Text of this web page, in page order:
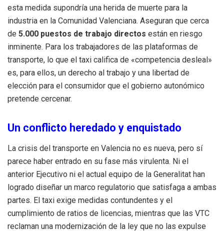
esta medida supondría una herida de muerte para la
industria en la Comunidad Valenciana. Aseguran que cerca
de 5.000 puestos de trabajo directos están en riesgo
inminente. Para los trabajadores de las plataformas de
transporte, lo que el taxi califica de «competencia desleal»
es, para ellos, un derecho al trabajo y una libertad de
elección para el consumidor que el gobierno autonómico
pretende cercenar.
Un conflicto heredado y enquistado
La crisis del transporte en Valencia no es nueva, pero sí
parece haber entrado en su fase más virulenta. Ni el
anterior Ejecutivo ni el actual equipo de la Generalitat han
logrado diseñar un marco regulatorio que satisfaga a ambas
partes. El taxi exige medidas contundentes y el
cumplimiento de ratios de licencias, mientras que las VTC
reclaman una modernización de la ley que no las expulse